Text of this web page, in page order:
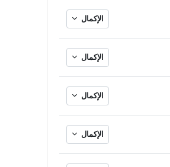
الإكمال
الإكمال
الإكمال
الإكمال